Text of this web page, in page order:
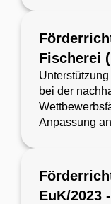
Fischerei
bei der
Anpassung
EuK/2023